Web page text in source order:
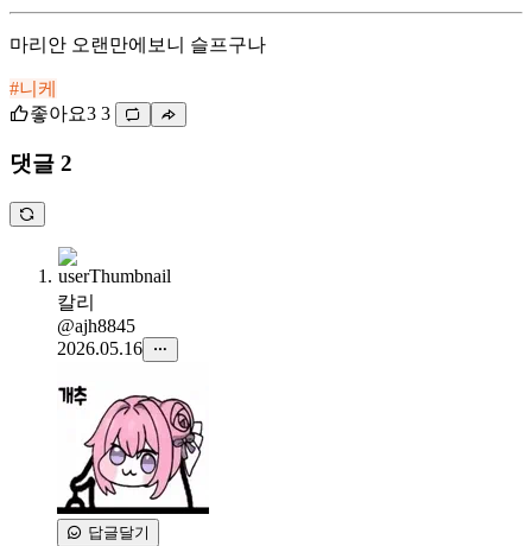
마리안 오랜만에보니 슬프구나
#니케
좋아요3 3
댓글 2
칼리
@ajh8845
2026.05.16
답글달기